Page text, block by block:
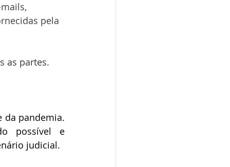
pela
as partes.
da pandemia.
possível e
judicial.